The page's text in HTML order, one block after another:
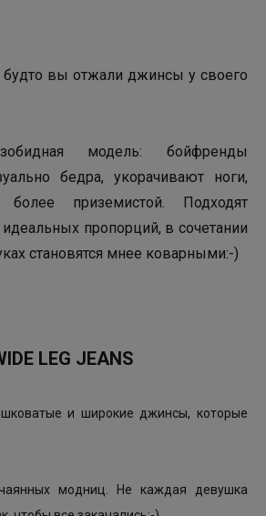
будто вы отжали джинсы у своего
модель: бойфренды
бедра, укорачивают ноги,
приземистой. Подходят
пропорций, в сочетании
становятся мнее коварными:-)
LEG JEANS
и широкие джинсы, которые
модниц. Не каждая девушка